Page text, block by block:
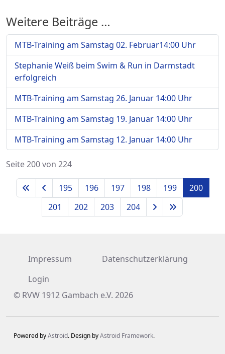
Weitere Beiträge …
MTB-Training am Samstag 02. Februar14:00 Uhr
Stephanie Weiß beim Swim & Run in Darmstadt
erfolgreich
MTB-Training am Samstag 26. Januar 14:00 Uhr
MTB-Training am Samstag 19. Januar 14:00 Uhr
MTB-Training am Samstag 12. Januar 14:00 Uhr
Seite 200 von 224
195 196 197 198 199
200
201
202 203 204
Impressum
Datenschutzerklärung
Login
© RVW 1912 Gambach e.V. 2026
Powered byAstroid. Design byAstroid Framework.